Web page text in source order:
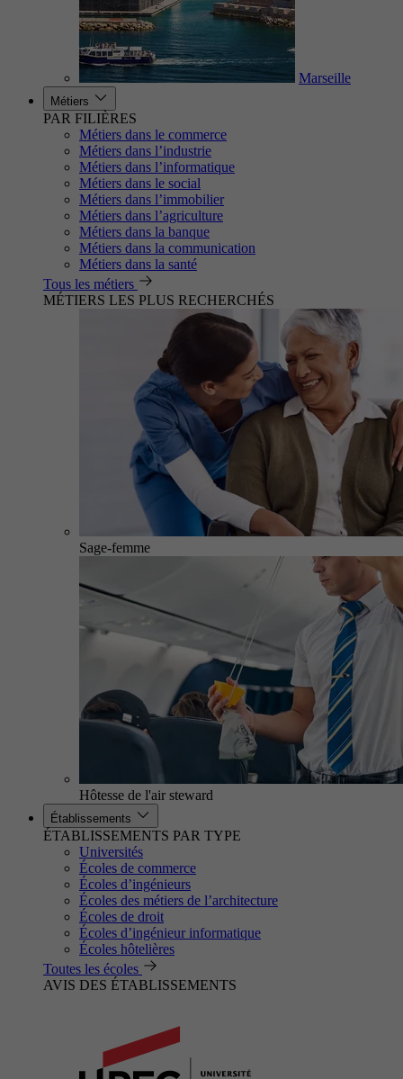
Marseille
Métiers
PAR FILIÈRES
Métiers dans le commerce
Métiers dans l’industrie
Métiers dans l’informatique
Métiers dans le social
Métiers dans l’immobilier
Métiers dans l’agriculture
Métiers dans la banque
Métiers dans la communication
Métiers dans la santé
Tous les métiers
MÉTIERS LES PLUS RECHERCHÉS
Sage-femme
Hôtesse de l'air steward
Établissements
ÉTABLISSEMENTS PAR TYPE
Universités
Écoles de commerce
Écoles d’ingénieurs
Écoles des métiers de l’architecture
Écoles de droit
Écoles d’ingénieur informatique
Écoles hôtelières
Toutes les écoles
AVIS DES ÉTABLISSEMENTS